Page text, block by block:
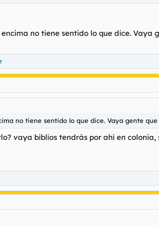
no tiene sentido lo que dice. Vaya
no tiene sentido lo que dice. Vaya gente que
vaya biblios tendrás por ahí en colonia,